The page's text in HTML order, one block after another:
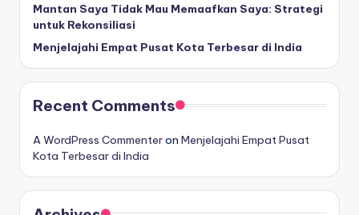
Mantan Saya Tidak Mau Memaafkan Saya: Strategi
untuk Rekonsiliasi
Menjelajahi Empat Pusat Kota Terbesar di India
Recent Comments
A WordPress Commenteron Menjelajahi Empat Pusat
Kota Terbesar di India